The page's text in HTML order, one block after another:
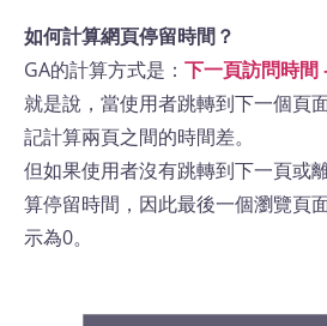
如何計算網頁停留時間？
GA的計算方式是： 下一頁訪問時間
就是說，當使用者跳轉到下一個頁
記計算兩頁之間的時間差。
但如果使用者沒有跳轉到下一頁或
算停留時間，因此最後一個瀏覽頁
示為0。